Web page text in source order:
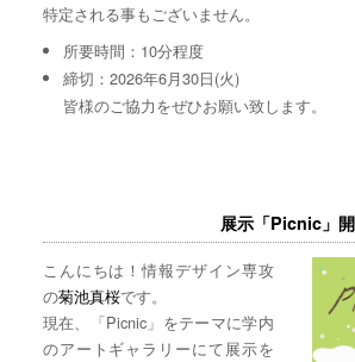
特定される事もございません。
所要時間：10分程度
締切：2026年6月30日(火)
皆様のご協力をぜひお願い致します。
展示「Picnic」
こんにちは！情報デザイン専攻
の菊池真桜です。
現在、「Picnic」をテーマに学内
のアートギャラリーにて展示を